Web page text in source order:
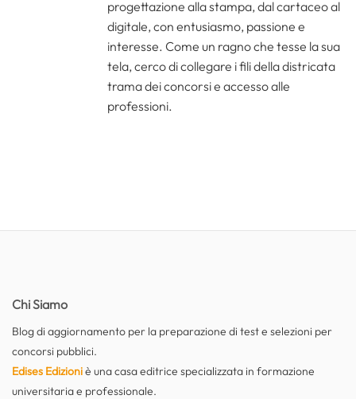
progettazione alla stampa, dal cartaceo al
digitale, con entusiasmo, passione e
interesse. Come un ragno che tesse la sua
tela, cerco di collegare i fili della districata
trama dei concorsi e accesso alle
professioni.
Chi Siamo
Blog di aggiornamento per la preparazione di test e selezioni per
concorsi pubblici.
Edises Edizioniè una casa editrice specializzata in formazione
universitaria e professionale.